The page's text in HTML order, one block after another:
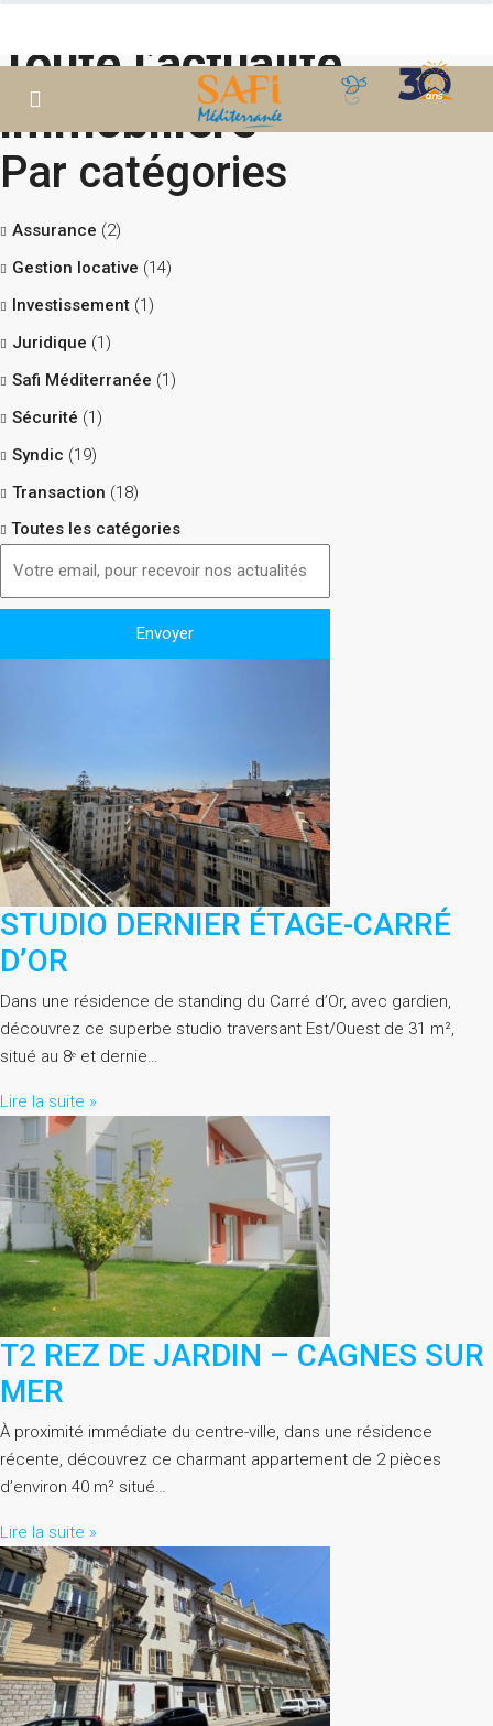
Toute l’actualité
immobilière
Par catégories
Assurance (2)
Gestion locative (14)
Investissement (1)
Juridique (1)
Safi Méditerranée (1)
Sécurité (1)
Syndic (19)
Transaction (18)
Toutes les catégories
STUDIO DERNIER ÉTAGE-CARRÉ
D’OR
Dans une résidence de standing du Carré d’Or, avec gardien,
découvrez ce superbe studio traversant Est/Ouest de 31 m²,
situé au 8ᵉ et dernie…
Lire la suite »
T2 REZ DE JARDIN – CAGNES SUR
MER
À proximité immédiate du centre-ville, dans une résidence
récente, découvrez ce charmant appartement de 2 pièces
d’environ 40 m² situé…
Lire la suite »